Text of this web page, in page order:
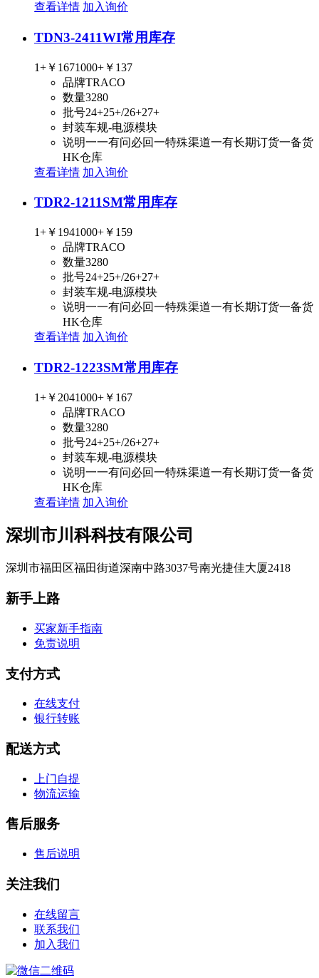
查看详情 加入询价
TDN3-2411WI常用库存
1+ ￥1671000+ ￥137
品牌TRACO
数量3280
批号24+25+/26+27+
封装车规-电源模块
说明一一有问必回一特殊渠道一有长期订货一备货
HK仓库
查看详情 加入询价
TDR2-1211SM常用库存
1+ ￥1941000+ ￥159
品牌TRACO
数量3280
批号24+25+/26+27+
封装车规-电源模块
说明一一有问必回一特殊渠道一有长期订货一备货
HK仓库
查看详情 加入询价
TDR2-1223SM常用库存
1+ ￥2041000+ ￥167
品牌TRACO
数量3280
批号24+25+/26+27+
封装车规-电源模块
说明一一有问必回一特殊渠道一有长期订货一备货
HK仓库
查看详情 加入询价
深圳市川科科技有限公司
深圳市福田区福田街道深南中路3037号南光捷佳大厦2418
新手上路
买家新手指南
免责说明
支付方式
在线支付
银行转账
配送方式
上门自提
物流运输
售后服务
售后说明
关注我们
在线留言
联系我们
加入我们